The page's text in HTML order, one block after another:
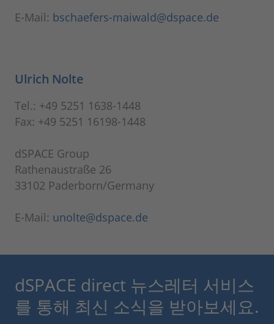
E-Mail: bschaefers-maiwald@dspace.de
Ulrich Nolte
Tel.: +49 5251 1638-1448
Fax: +49 5251 16198-1448
dSPACE Group
Rathenaustraße 26
33102 Paderborn/Germany
E-Mail: unolte@dspace.de
dSPACE direct 뉴스레터 서비스
를 통해 최신 소식을 받아보세요.